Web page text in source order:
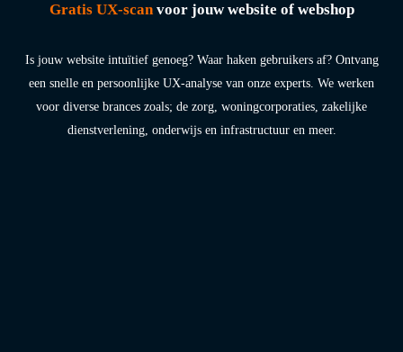
Gratis UX-scanvoor jouw website of webshop
Is jouw website intuïtief genoeg? Waar haken gebruikers af? Ontvang
een snelle en persoonlijke UX-analyse van onze experts. We werken
voor diverse brances zoals; de zorg, woningcorporaties, zakelijke
dienstverlening, onderwijs en infrastructuur en meer.